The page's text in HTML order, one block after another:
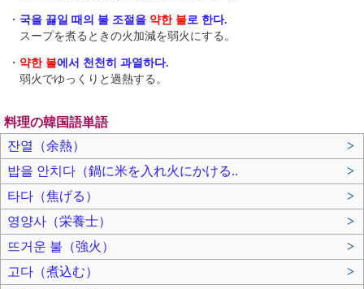
・ 국을 끓일 때의 불 조절을 약한 불로 한다.
スープを煮るときの火加減を弱火にする。
・ 약한 불에서 천천히 과열하다.
弱火でゆっくりと過熱する。
料理の韓国語単語
잔열（余熱）
>
밥을 안치다（鍋に米を入れ火にかける..
>
타다（焦げる）
>
영양사（栄養士）
>
뜨거운 불（強火）
>
고다（煮込む）
>